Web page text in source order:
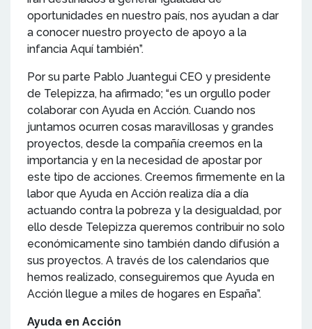
oportunidades en nuestro país, nos ayudan a dar
a conocer nuestro proyecto de apoyo a la
infancia Aquí también”.
Por su parte Pablo Juantegui CEO y presidente
de Telepizza, ha afirmado; “es un orgullo poder
colaborar con Ayuda en Acción. Cuando nos
juntamos ocurren cosas maravillosas y grandes
proyectos, desde la compañía creemos en la
importancia y en la necesidad de apostar por
este tipo de acciones. Creemos firmemente en la
labor que Ayuda en Acción realiza día a día
actuando contra la pobreza y la desigualdad, por
ello desde Telepizza queremos contribuir no solo
económicamente sino también dando difusión a
sus proyectos. A través de los calendarios que
hemos realizado, conseguiremos que Ayuda en
Acción llegue a miles de hogares en España”.
Ayuda en Acción